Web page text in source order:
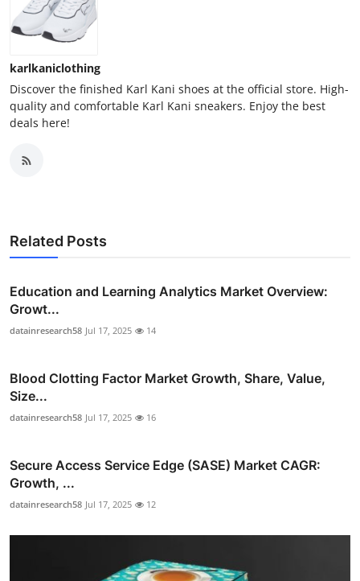
karlkaniclothing
Discover the finished Karl Kani shoes at the official store. High-
quality and comfortable Karl Kani sneakers. Enjoy the best
deals here!
Related Posts
Education and Learning Analytics Market Overview:
Growt...
datainresearch58 Jul 17, 2025 14
Blood Clotting Factor Market Growth, Share, Value,
Size...
datainresearch58 Jul 17, 2025 16
Secure Access Service Edge (SASE) Market CAGR:
Growth, ...
datainresearch58 Jul 17, 2025 12